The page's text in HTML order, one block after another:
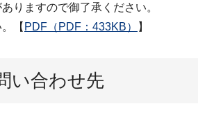
りますので御了承ください。
【 PDF（PDF：433KB） 】
い合わせ先